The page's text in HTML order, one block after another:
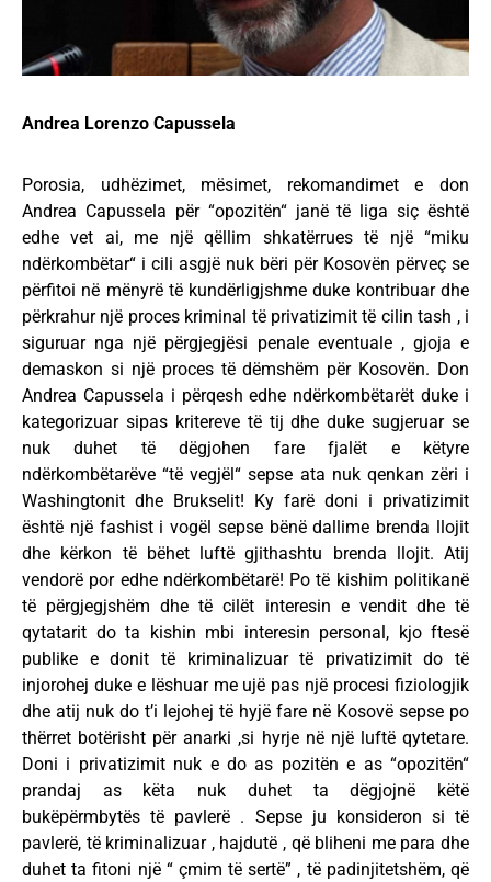
Andrea Lorenzo Capussela
Porosia, udhëzimet, mësimet, rekomandimet e don
Andrea Capussela për “opozitën“ janë të liga siç është
edhe vet ai, me një qëllim shkatërrues të një “miku
ndërkombëtar“ i cili asgjë nuk bëri për Kosovën përveç se
përfitoi në mënyrë të kundërligjshme duke kontribuar dhe
përkrahur një proces kriminal të privatizimit të cilin tash , i
siguruar nga një përgjegjësi penale eventuale , gjoja e
demaskon si një proces të dëmshëm për Kosovën. Don
Andrea Capussela i përqesh edhe ndërkombëtarët duke i
kategorizuar sipas kritereve të tij dhe duke sugjeruar se
nuk duhet të dëgjohen fare fjalët e këtyre
ndërkombëtarëve “të vegjël“ sepse ata nuk qenkan zëri i
Washingtonit dhe Brukselit! Ky farë doni i privatizimit
është një fashist i vogël sepse bënë dallime brenda llojit
dhe kërkon të bëhet luftë gjithashtu brenda llojit. Atij
vendorë por edhe ndërkombëtarë! Po të kishim politikanë
të përgjegjshëm dhe të cilët interesin e vendit dhe të
qytatarit do ta kishin mbi interesin personal, kjo ftesë
publike e donit të kriminalizuar të privatizimit do të
injorohej duke e lëshuar me ujë pas një procesi fiziologjik
dhe atij nuk do t’i lejohej të hyjë fare në Kosovë sepse po
thërret botërisht për anarki ,si hyrje në një luftë qytetare.
Doni i privatizimit nuk e do as pozitën e as “opozitën“
prandaj as këta nuk duhet ta dëgjojnë këtë
bukëpërmbytës të pavlerë . Sepse ju konsideron si të
pavlerë, të kriminalizuar , hajdutë , që bliheni me para dhe
duhet ta fitoni një “ çmim të sertë” , të padinjitetshëm, që